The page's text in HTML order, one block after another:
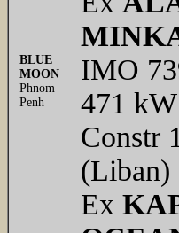
BLUE
MOON
Phnom
Penh
IMO
471
Constr
Ex